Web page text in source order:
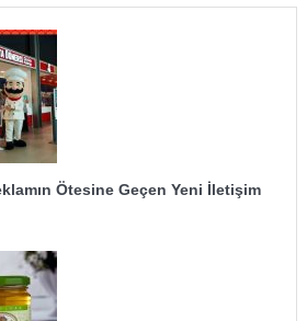
Ötesine Geçen Yeni İletişim